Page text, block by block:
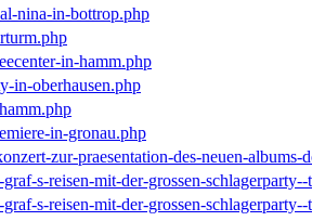
nina-in-bottrop.php
in-hamm.php
in-oberhausen.php
in-gronau.php
zur-praesentation-des-neuen-
s-reisen-mit-der-grossen-
s-reisen-mit-der-grossen-